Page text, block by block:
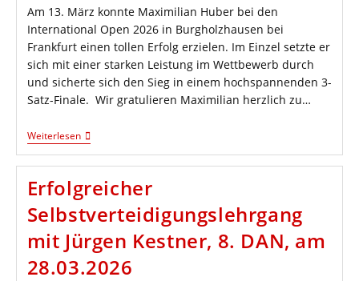
Am 13. März konnte Maximilian Huber bei den
International Open 2026 in Burgholzhausen bei
Frankfurt einen tollen Erfolg erzielen. Im Einzel setzte er
sich mit einer starken Leistung im Wettbewerb durch
und sicherte sich den Sieg in einem hochspannenden 3-
Satz-Finale. Wir gratulieren Maximilian herzlich zu…
WeiterlesenGoldmedaille
Bei
International
Open
Burgholzhausen
2026
Erfolgreicher
Selbstverteidigungslehrgang
mit Jürgen Kestner, 8. DAN, am
28.03.2026